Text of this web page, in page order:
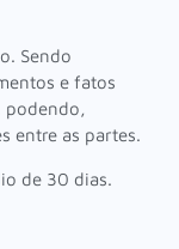
Sendo
e fatos
podendo,
entre as partes.
de 30 dias.